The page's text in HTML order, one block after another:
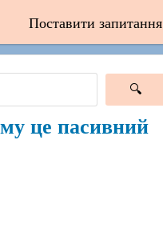
Поставити запитання
це пасивний